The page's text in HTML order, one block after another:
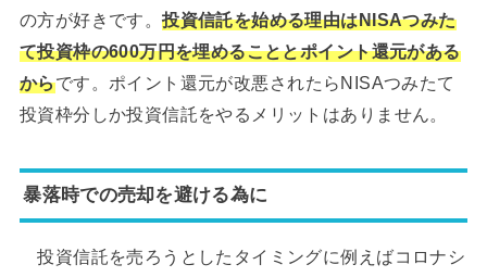
の方が好きです。投資信託を始める理由はNISAつみた
て投資枠の600万円を埋めることとポイント還元がある
からです。ポイント還元が改悪されたらNISAつみたて
投資枠分しか投資信託をやるメリットはありません。
暴落時での売却を避ける為に
投資信託を売ろうとしたタイミングに例えばコロナシ